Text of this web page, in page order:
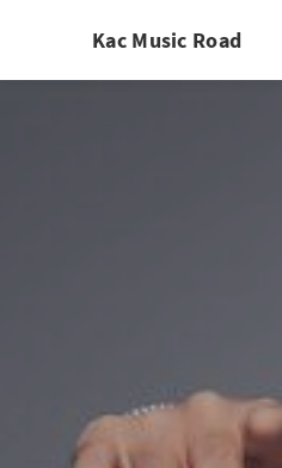
Kac Music Road